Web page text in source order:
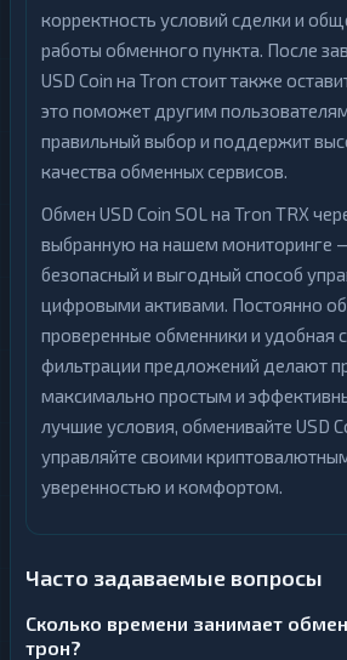
корректность условий сделки и
работы обменного пункта. После
USD Coin на Tron стоит также
это поможет другим
правильный выбор и поддержит
качества обменных сервисов.
Обмен USD Coin SOL на Tron TRX
выбранную на нашем мониторинге
безопасный и выгодный способ
цифровыми активами. Постоянно
проверенные обменники и удобная
фильтрации предложений делают
максимально простым и
лучшие условия, обменивайте USD
управляйте своими
уверенностью и комфортом.
Часто задаваемые вопросы
Сколько времени занимает обмен
трон?